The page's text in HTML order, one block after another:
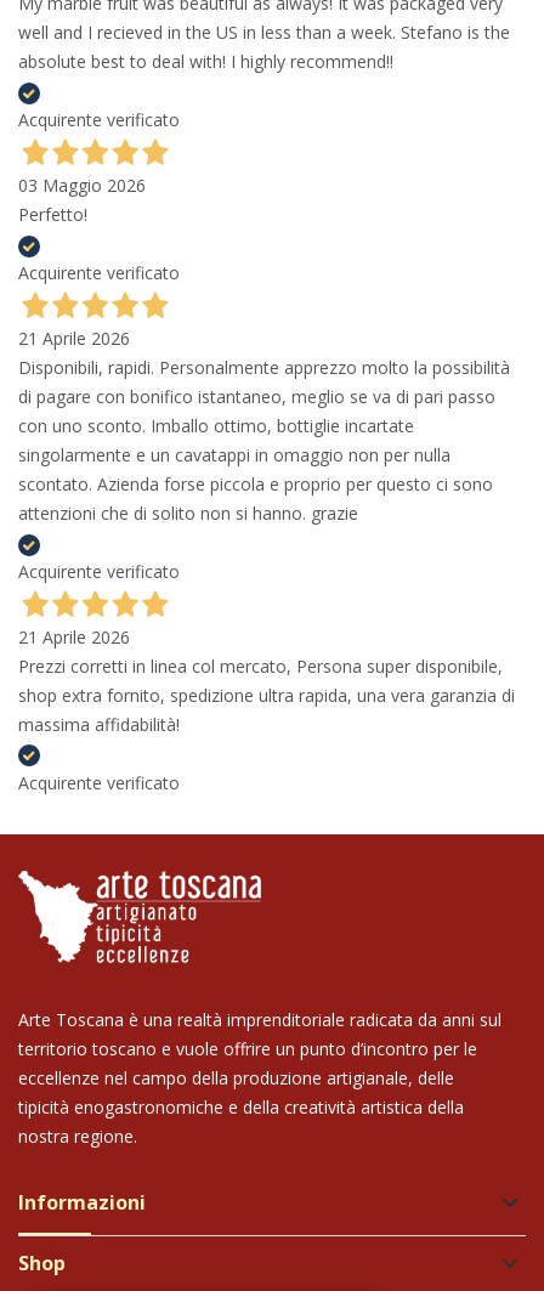
well and I recieved in the US in less than a week. Stefano is the
absolute best to deal with! I highly recommend!!
Acquirente verificato
03 Maggio 2026
Perfetto!
Acquirente verificato
21 Aprile 2026
Disponibili, rapidi. Personalmente apprezzo molto la possibilità
di pagare con bonifico istantaneo, meglio se va di pari passo
con uno sconto. Imballo ottimo, bottiglie incartate
singolarmente e un cavatappi in omaggio non per nulla
scontato. Azienda forse piccola e proprio per questo ci sono
attenzioni che di solito non si hanno. grazie
Acquirente verificato
21 Aprile 2026
Prezzi corretti in linea col mercato, Persona super disponibile,
shop extra fornito, spedizione ultra rapida, una vera garanzia di
massima affidabilità!
Acquirente verificato
Arte Toscana è una realtà imprenditoriale radicata da anni sul
territorio toscano e vuole offrire un punto d’incontro per le
eccellenze nel campo della produzione artigianale, delle
tipicità enogastronomiche e della creatività artistica della
nostra regione.
Informazioni keyboard_arrow_down
Shop keyboard_arrow_down